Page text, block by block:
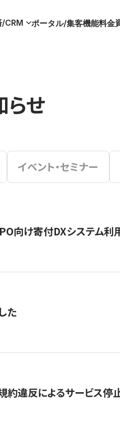
/CRM ポータル/集客機能料金
らせ
イベント・セミナー
向け寄付DXシステム
た
違反によるサービス停